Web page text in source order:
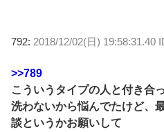
792: 2018/12/02(日) 19:58:31.40
>>789
こういうタイプの人と付き合
洗わないから悩んでたけど、
談というかお願いして